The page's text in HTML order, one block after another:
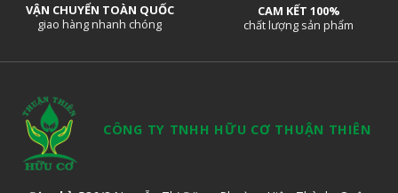
VẬN CHUYỂN TOÀN QUỐC
giao hàng nhanh chóng
CAM KẾT 100%
chất lượng sản phẩm
CÔNG TY TNHH HỮU CƠ THUẬN THIÊN